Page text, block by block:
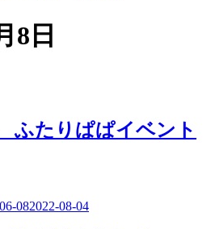
8日
ふたりぱぱイベント
082022-08-04